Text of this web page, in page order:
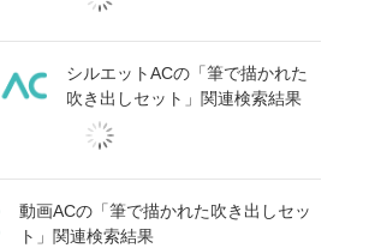
シルエットACの「筆で描かれた
吹き出しセット」関連検索結果
動画ACの「筆で描かれた吹き出しセッ
ト」関連検索結果